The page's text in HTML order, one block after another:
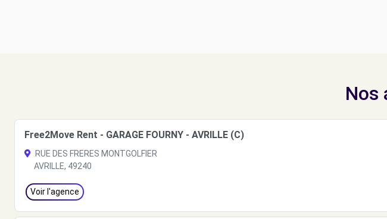
Nos
Free2Move Rent - GARAGE FOURNY - AVRILLE (C)
RUE DES FRERES MONTGOLFIER
AVRILLE, 49240
Voir l'agence